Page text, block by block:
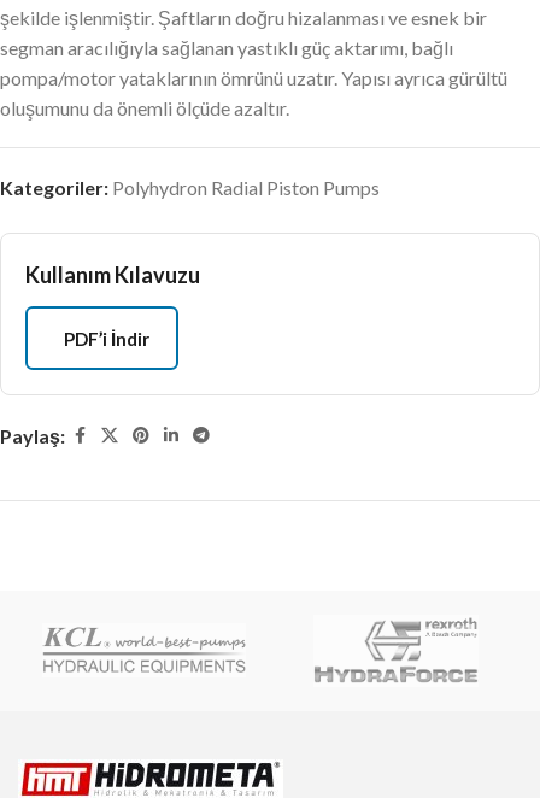
şekilde işlenmiştir. Şaftların doğru hizalanması ve esnek bir
segman aracılığıyla sağlanan yastıklı güç aktarımı, bağlı
pompa/motor yataklarının ömrünü uzatır. Yapısı ayrıca gürültü
oluşumunu da önemli ölçüde azaltır.
Kategoriler: Polyhydron Radial Piston Pumps
Kullanım Kılavuzu
PDF’i İndir
Paylaş: